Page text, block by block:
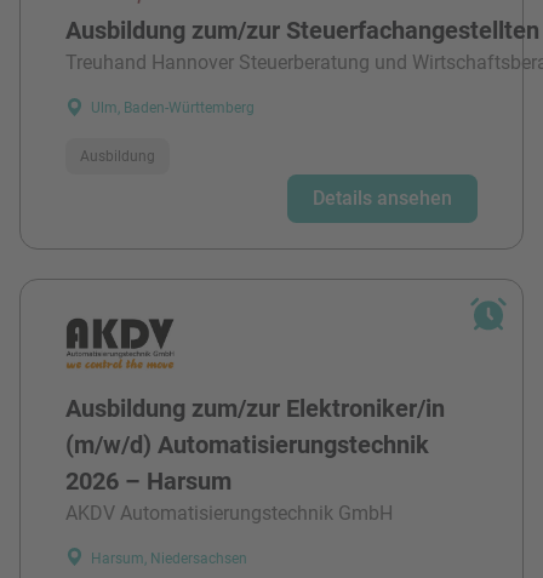
Ausbildung zum/zur
Treuhand Hannover Steuerberatung und
Ulm, Baden-Württemberg
Ausbildung
Details ansehen
Ausbildung zum/zur Elektroniker/in
(m/w/d) Automatisierungstechnik
2026 – Harsum
AKDV Automatisierungstechnik GmbH
Harsum, Niedersachsen